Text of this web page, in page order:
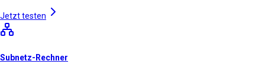
Jetzt testen
Subnetz-Rechner